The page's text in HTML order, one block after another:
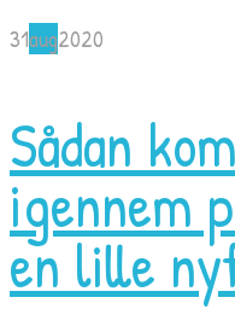
31aug2020
Sådan
igennem
en lille